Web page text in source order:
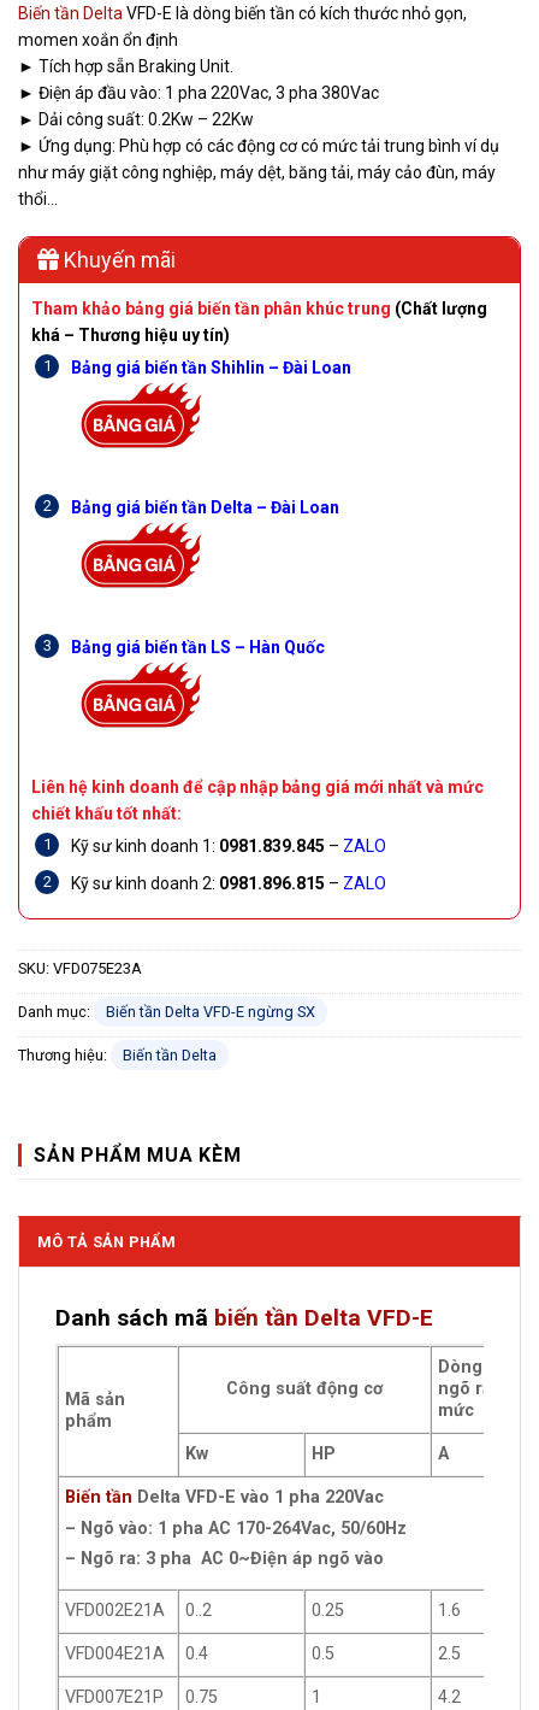
Biến tần Delta VFD-E là dòng biến tần có kích thước nhỏ gọn,
momen xoắn ổn định
► Tích hợp sẵn Braking Unit.
► Điện áp đầu vào: 1 pha 220Vac, 3 pha 380Vac
► Dải công suất: 0.2Kw – 22Kw
► Ứng dụng: Phù hợp có các động cơ có mức tải trung bình ví dụ
như máy giặt công nghiệp, máy dệt, băng tải, máy cảo đùn, máy
thổi…
Khuyến mãi
Tham khảo bảng giá biến tần phân khúc trung (Chất lượng
khá – Thương hiệu uy tín)
Bảng giá biến tần Shihlin – Đài Loan
Bảng giá biến tần Delta – Đài Loan
Bảng giá biến tần LS – Hàn Quốc
Liên hệ kinh doanh để cập nhập bảng giá mới nhất và mức
chiết khấu tốt nhất:
Kỹ sư kinh doanh 1: 0981.839.845 – ZALO
Kỹ sư kinh doanh 2: 0981.896.815 – ZALO
SKU: VFD075E23A
Danh mục: Biến tần Delta VFD-E ngừng SX
Thương hiệu: Biến tần Delta
SẢN PHẨM MUA KÈM
MÔ TẢ SẢN PHẨM
Danh sách mã biến tần Delta VFD-E
Mã sản
phẩm
Công suất động cơ
Dòng điện
ngõ ra định
mức
Kw HP A
Biến tần Delta VFD-E vào 1 pha 220Vac
– Ngõ vào: 1 pha AC 170-264Vac, 50/60Hz
– Ngõ ra: 3 pha AC 0~Điện áp ngõ vào
VFD002E21A 0..2 0.25 1.6
VFD004E21A 0.4 0.5 2.5
VFD007E21P 0.75 1 4.2